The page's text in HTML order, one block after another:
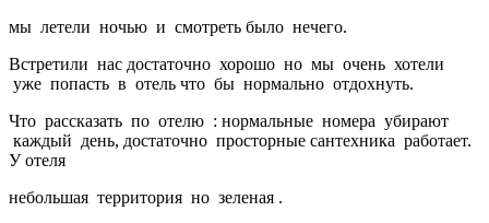
мы летели ночью и смотреть было нечего.
Встретили нас достаточно хорошо но мы очень хотели
уже попасть в отель что бы нормально отдохнуть.
Что рассказать по отелю : нормальные номера убирают
каждый день, достаточно просторные сантехника работает.
У отеля
небольшая территория но зеленая .